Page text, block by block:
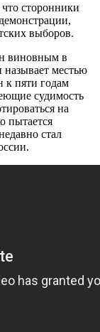
сторонники
выборов.
виновным в
местью
к пяти годам
судимость
на
пытается
стал